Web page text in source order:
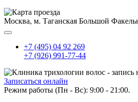
Москва, м. Таганская Большой
+7 (495) 04 92 269
+7 (926) 991-77-44
Записаться онлайн
Режим работы (Пн - Вс): 9:00 - 21:00.